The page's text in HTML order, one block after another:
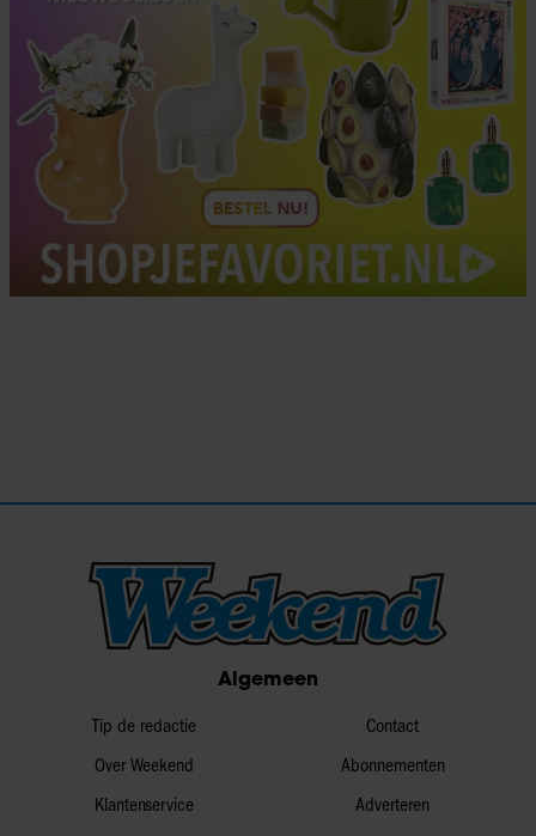
Algemeen
Tip de redactie
Over Weekend
Klantenservice
Contact
Abonnementen
Adverteren